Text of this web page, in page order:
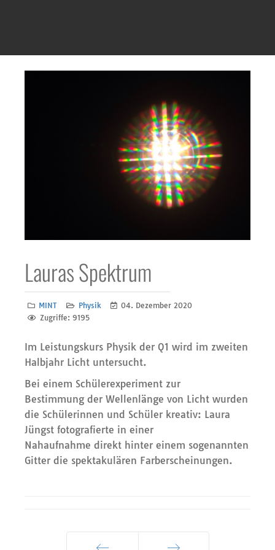
Lauras Spektrum
MINT Physik
04. Dezember 2020
Zugriffe: 9195
Im Leistungskurs Physik der Q1 wird im zweiten
Halbjahr Licht untersucht.
Bei einem Schülerexperiment zur
Bestimmung der Wellenlänge von Licht wurden
die Schülerinnen und Schüler kreativ: Laura
Jüngst fotografierte in einer
Nahaufnahme direkt hinter einem sogenannten
Gitter die spektakulären Farberscheinungen.